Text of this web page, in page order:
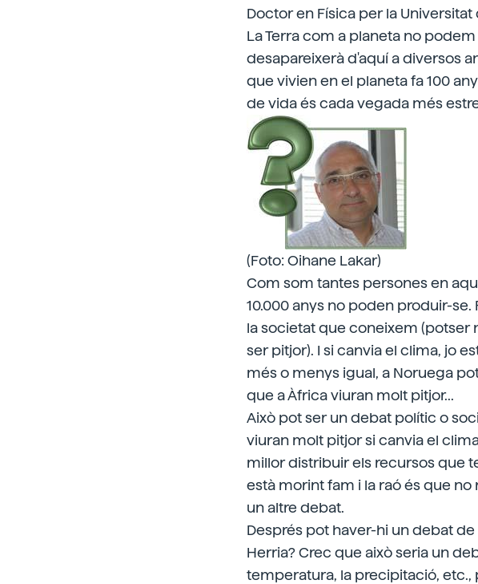
Doctor en Física per la Universitat
La Terra com a planeta no podem
desapareixerà d'aquí a diversos
que vivien en el planeta fa 100
de vida és cada vegada més
(Foto: Oihane Lakar)
Com som tantes persones en
10.000 anys no poden produir-
la societat que coneixem (potser
ser pitjor). I si canvia el clima, jo
més o menys igual, a Noruega
que a Àfrica viuran molt pitjor...
Això pot ser un debat polític o
viuran molt pitjor si canvia el
millor distribuir els recursos que
està morint fam i la raó és que
un altre debat.
Després pot haver-hi un debat
Herria? Crec que això seria un
temperatura, la precipitació,